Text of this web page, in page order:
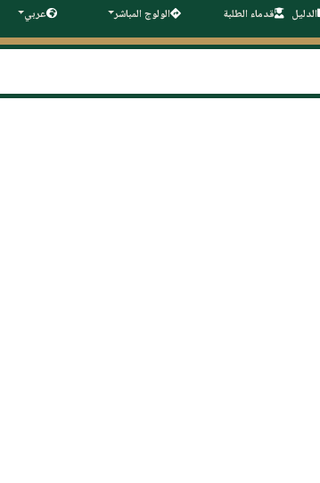
الدليل قدماء الطلبة الولوج المباشر عربي